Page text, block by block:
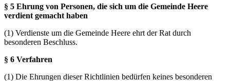
§ 5 Ehrung von Personen, die sich um die Gemeinde Heere
verdient gemacht haben
(1) Verdienste um die Gemeinde Heere ehrt der Rat durch
besonderen Beschluss.
§ 6 Verfahren
(1) Die Ehrungen dieser Richtlinien bedürfen keines besonderen